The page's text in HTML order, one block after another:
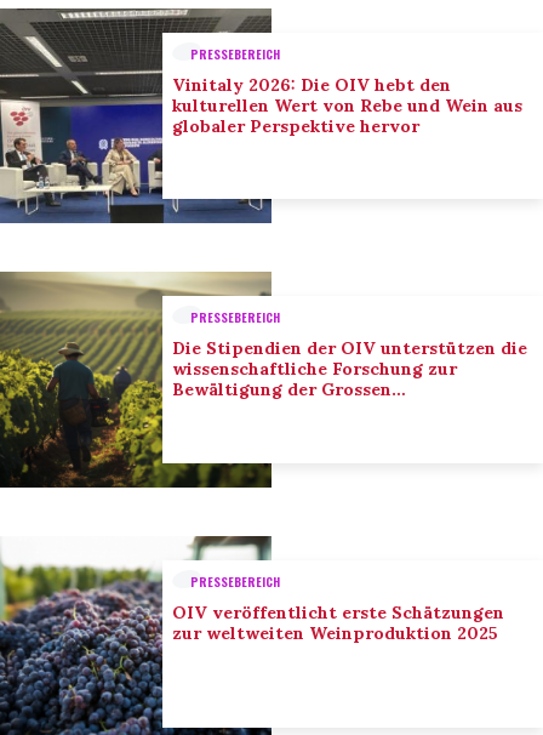
PRESSEBEREICH
Vinitaly 2026: Die OIV hebt den
kulturellen Wert von Rebe und Wein aus
globaler Perspektive hervor
PRESSEBEREICH
Die Stipendien der OIV unterstützen die
wissenschaftliche Forschung zur
Bewältigung der Grossen
PRESSEBEREICH
OIV veröffentlicht erste Schätzungen
zur weltweiten Weinproduktion 2025